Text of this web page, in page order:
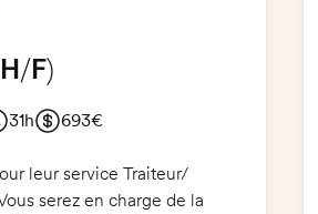
F)
31h 693€
leur service Traiteur/
serez en charge de la